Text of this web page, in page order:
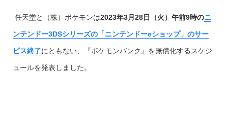
任天堂と（株）ポケモンは2023年3月28日（火）午前9時のニ
ンテンドー3DSシリーズの「ニンテンドーeショップ」のサー
ビス終了にともない、『ポケモンバンク』を無償化するスケジ
ュールを発表しました。